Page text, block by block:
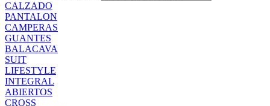
CALZADO
PANTALON
CAMPERAS
GUANTES
BALACAVA
SUIT
LIFESTYLE
INTEGRAL
ABIERTOS
CROSS